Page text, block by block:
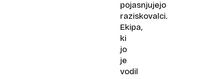
pojasnjujejo
raziskovalci.
Ekipa,
ki
jo
je
vodil